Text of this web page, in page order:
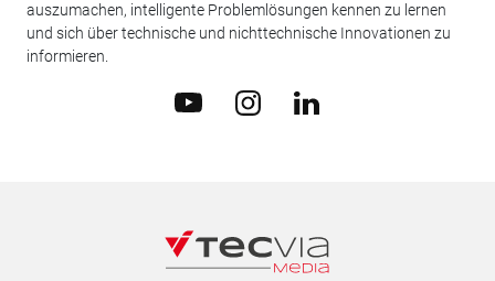
auszumachen, intelligente Problemlösungen kennen zu lernen
und sich über technische und nichttechnische Innovationen zu
informieren.